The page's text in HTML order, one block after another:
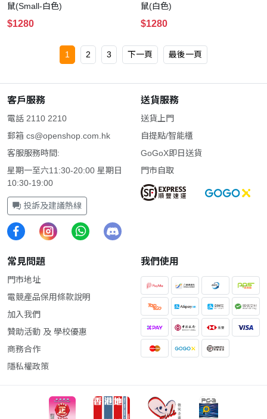
鼠(Small-白色)
$1280
鼠(白色)
$1280
1 2 3 下一頁 最後一頁
客戶服務
電話 2110 2210
郵箱 cs@openshop.com.hk
客服服務時間:
星期一至六11:30-20:00 星期日
10:30-19:00
投訴及建議熱線
送貨服務
送貨上門
自提點/智能櫃
GoGoX即日送貨
門市自取
常見問題
門市地址
電競產品保用條款說明
加入我們
贊助活動 及 學校優惠
商務合作
隱私權政策
我們使用